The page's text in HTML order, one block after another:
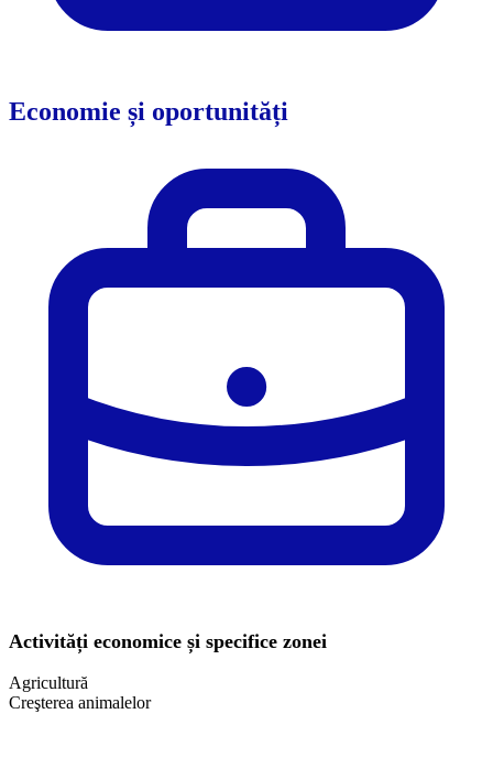
Economie și oportunități
Activități economice și specifice zonei
Agricultură
Creşterea animalelor